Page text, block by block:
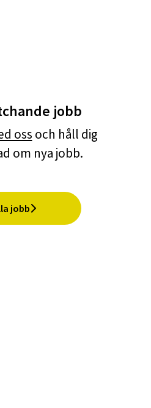
jobb
oss och håll dig
om nya jobb.
jobb